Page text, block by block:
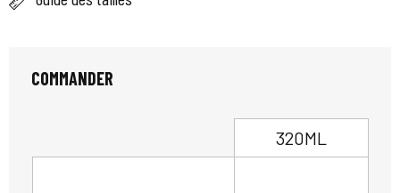
COMMANDER
320ML